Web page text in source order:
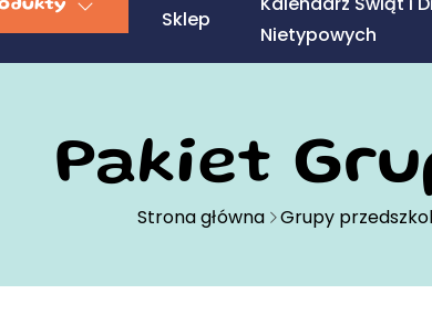
Sklep
Nietypowych
Pakiet
Strona główna Grupy